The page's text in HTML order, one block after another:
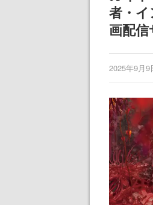
者・
画配
2025年9月9